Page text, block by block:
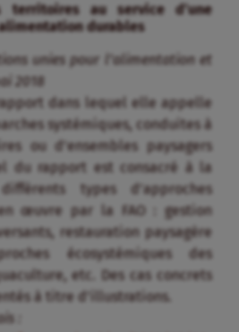
territoires au service d’une
durables
unies pour l’alimentation et
2018
dans lequel elle appelle
systémiques, conduites à
ou d’ensembles paysagers
du rapport est consacré à la
types d’approches
œuvre par la FAO : gestion
restauration paysagère
écosystémiques des
etc. Des cas concrets
à titre d’illustrations.
: